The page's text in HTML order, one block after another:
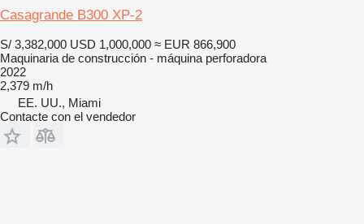
Casagrande B300 XP-2
S/ 3,382,000 USD 1,000,000 ≈ EUR 866,900
Maquinaria de construcción - máquina perforadora
2022
2,379 m/h
EE. UU., Miami
Contacte con el vendedor